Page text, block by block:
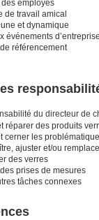
des employés
de travail amical
et dynamique
événements
référencement
du directeur de
réparer des produits
cerner les
ajuster et/ou
des verres
prises de mesures
tâches connexes